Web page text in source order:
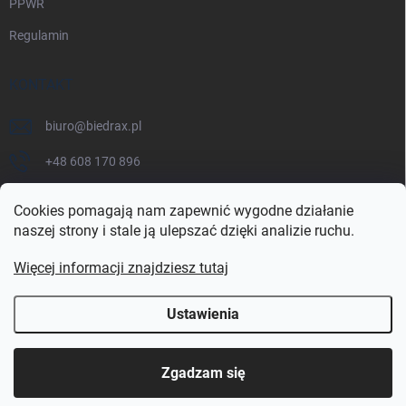
Cookies pomagają nam zapewnić wygodne działanie
naszej strony i stale ją ulepszać dzięki analizie ruchu.
Więcej informacji znajdziesz tutaj
Ustawienia
Zgadzam się
PPWR
Regulamin
KONTAKT
biuro@biedrax.pl
+48 608 170 896
biedrax.pl . Wszystkie prawa zastrzeżone.